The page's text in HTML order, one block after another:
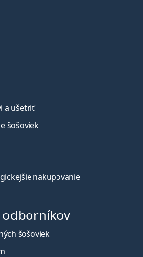
a ušetriť
šošoviek
nakupovanie
odborníkov
šošoviek